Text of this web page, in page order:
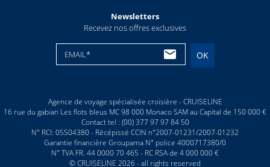
Newsletters
Recevez nos offres exclusives
EMAIL* OK
Agence de voyage spécialisée croisière - CRUISELINE
16 rue du gabian Les flots bleus MC 98 000 Monaco SAM au Capital de 150 000 €
Contact tel : (00) 377 97 97 84 50
N° RCI: 05S04380 - Récépissé CCIN n°2007-01231/2007-01232
Garantie financière Groupama N° police 4000717380/0
N° TVA FR. 44 0000 70 465 - RC RSA de 4 000 000 €
© CRUISELINE 2026 - all rights reserved